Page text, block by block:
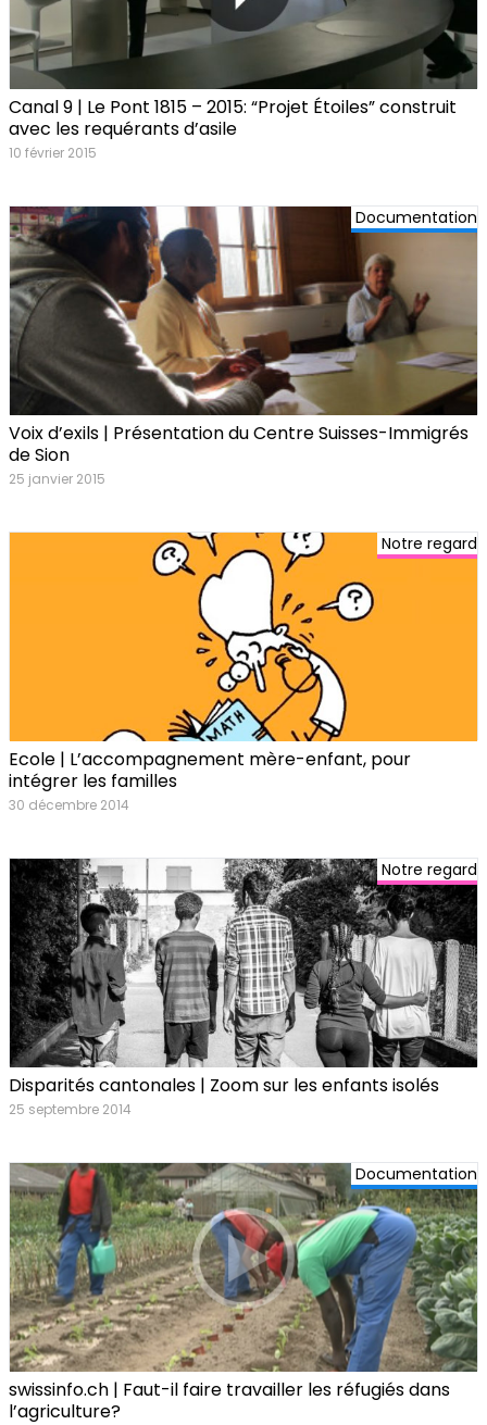
Canal 9 | Le Pont 1815 – 2015: “Projet Étoiles” construit
avec les requérants d’asile
10 février 2015
Documentation
Voix d’exils | Présentation du Centre Suisses-Immigrés
de Sion
25 janvier 2015
Notre regard
Ecole | L’accompagnement mère-enfant, pour
intégrer les familles
30 décembre 2014
Notre regard
Disparités cantonales | Zoom sur les enfants isolés
25 septembre 2014
Documentation
swissinfo.ch | Faut-il faire travailler les réfugiés dans
l’agriculture?